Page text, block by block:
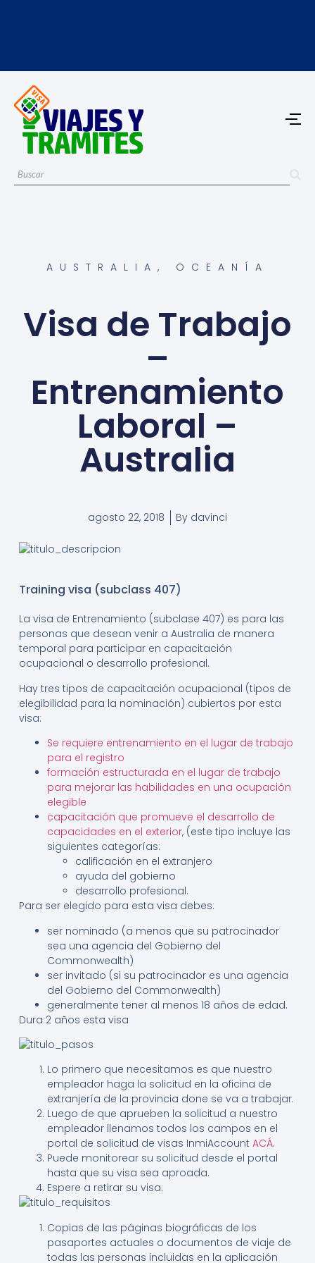
AUSTRALIA , OCEANÍA
Visa de Trabajo
–
Entrenamiento
Laboral –
Australia
agosto 22, 2018 By davinci
Training visa (subclass 407)
La visa de Entrenamiento (subclase 407) es para las
personas que desean venir a Australia de manera
temporal para participar en capacitación
ocupacional o desarrollo profesional.
Hay tres tipos de capacitación ocupacional (tipos de
elegibilidad para la nominación) cubiertos por esta
visa:
Se requiere entrenamiento en el lugar de trabajo
para el registro
formación estructurada en el lugar de trabajo
para mejorar las habilidades en una ocupación
elegible
capacitación que promueve el desarrollo de
capacidades en el exterior, (este tipo incluye las
siguientes categorías:
calificación en el extranjero
ayuda del gobierno
desarrollo profesional.
Para ser elegido para esta visa debes:
ser nominado (a menos que su patrocinador
sea una agencia del Gobierno del
Commonwealth)
ser invitado (si su patrocinador es una agencia
del Gobierno del Commonwealth)
generalmente tener al menos 18 años de edad.
Dura 2 años esta visa
Lo primero que necesitamos es que nuestro
empleador haga la solicitud en la oficina de
extranjería de la provincia done se va a trabajar.
Luego de que aprueben la solicitud a nuestro
empleador llenamos todos los campos en el
portal de solicitud de visas InmiAccount ACÁ.
Puede monitorear su solicitud desde el portal
hasta que su visa sea aproada.
Espere a retirar su visa.
Copias de las páginas biográficas de los
pasaportes actuales o documentos de viaje de
todas las personas incluidas en la aplicación